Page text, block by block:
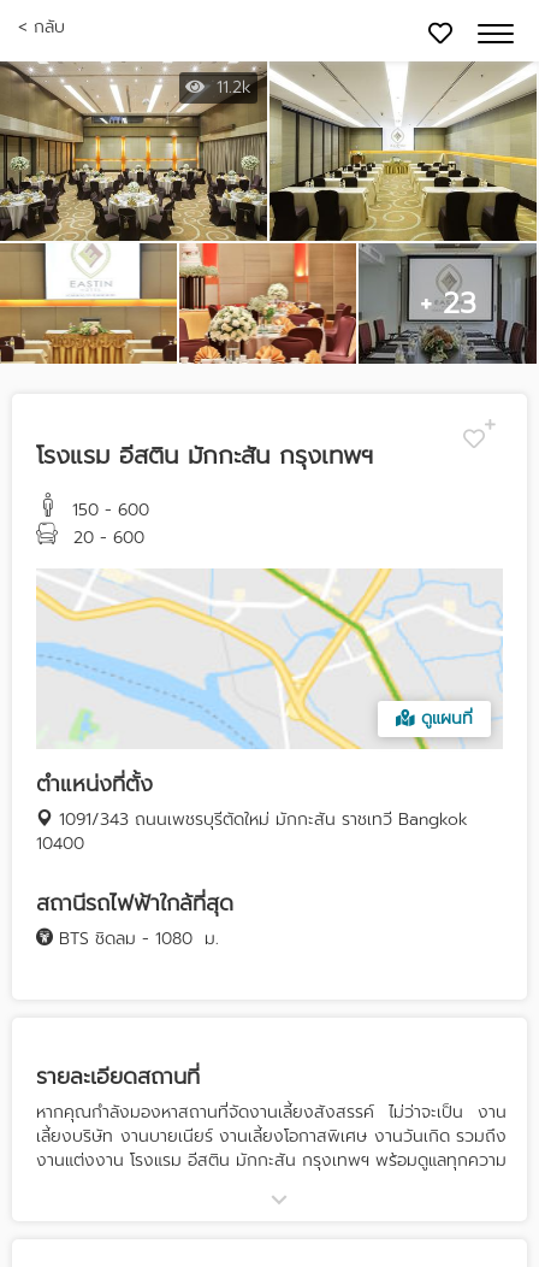
< กลับ
11.2k
+ 23
โรงแรม อีสติน มักกะสัน กรุงเทพฯ
150 - 600
20 - 600
ดูแผนที่
ตำแหน่งที่ตั้ง
1091/343 ถนนเพชรบุรีตัดใหม่ มักกะสัน ราชเทวี Bangkok
10400
สถานีรถไฟฟ้าใกล้ที่สุด
BTS ชิดลม - 1080 ม.
รายละเอียดสถานที่
หากคุณกำลังมองหาสถานที่จัดงานเลี้ยงสังสรรค์ ไม่ว่าจะเป็น งาน
เลี้ยงบริษัท งานบายเนียร์ งานเลี้ยงโอกาสพิเศษ งานวันเกิด รวมถึง
งานแต่งงาน โรงแรม อีสติน มักกะสัน กรุงเทพฯ พร้อมดูแลทุกความ
เครื่องเสียง อาหารแสนอร่อย และการให้บริการโดยทีมงานมือาชีพ